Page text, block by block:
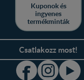
Kuponok és
ingyenes
termékminták
Csatlakozz most!